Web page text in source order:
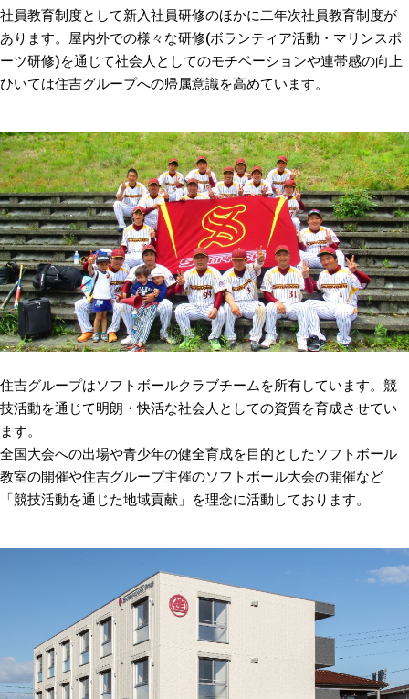
社員教育制度として新入社員研修のほかに二年次社員教育制度が
あります。屋内外での様々な研修(ボランティア活動・マリンスポ
ーツ研修)を通じて社会人としてのモチベーションや連帯感の向上
ひいては住吉グループへの帰属意識を高めています。
住吉グループはソフトボールクラブチームを所有しています。競
技活動を通じて明朗・快活な社会人としての資質を育成させてい
ます。
全国大会への出場や青少年の健全育成を目的としたソフトボール
教室の開催や住吉グループ主催のソフトボール大会の開催など
「競技活動を通じた地域貢献」を理念に活動しております。